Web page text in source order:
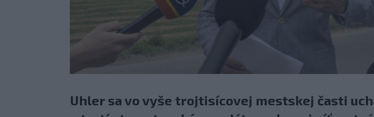
Uhler sa vo vyše trojtisícovej mestskej časti